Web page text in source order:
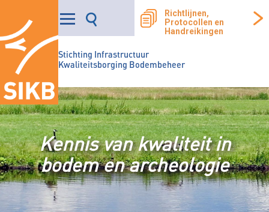
Stichting Infrastructuur
Kwaliteitsborging Bodembeheer
Richtlijnen,
Protocollen en
Handreikingen
Kennis van kwaliteit in
bodem en archeologie